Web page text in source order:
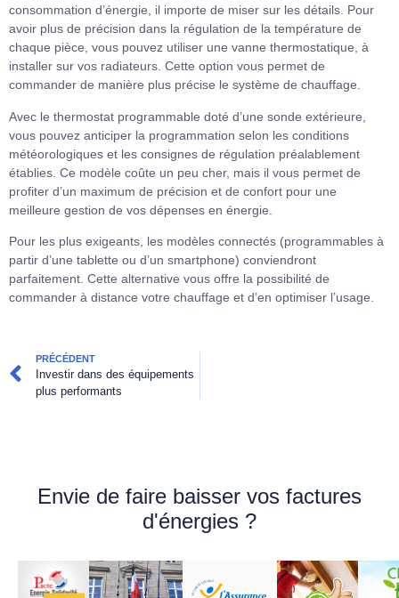
consommation d’énergie, il importe de miser sur les détails. Pour
avoir plus de précision dans la régulation de la température de
chaque pièce, vous pouvez utiliser une vanne thermostatique, à
installer sur vos radiateurs. Cette option vous permet de
commander de manière plus précise le système de chauffage.
Avec le thermostat programmable doté d’une sonde extérieure,
vous pouvez anticiper la programmation selon les conditions
météorologiques et les consignes de régulation préalablement
établies. Ce modèle coûte un peu cher, mais il vous permet de
profiter d’un maximum de précision et de confort pour une
meilleure gestion de vos dépenses en énergie.
Pour les plus exigeants, les modèles connectés (programmables à
partir d’une tablette ou d’un smartphone) conviendront
parfaitement. Cette alternative vous offre la possibilité de
commander à distance votre chauffage et d’en optimiser l’usage.
PRÉCÉDENT
Investir dans des équipements
plus performants
Envie de faire baisser vos factures
d'énergies ?